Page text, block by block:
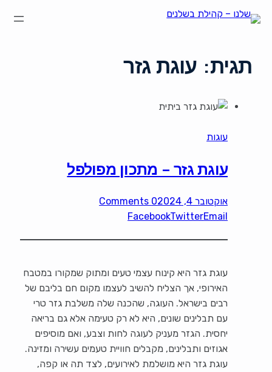
תגית: עוגת גזר
עוגות
עוגת גזר – מתכון מפולפל
אוקטובר 4, 2024
0 Comments
FacebookTwitterEmail
עוגת גזר היא קינוח עצמי טעים ומתוק שמקורו במטבח
האירופי, אך הצליח להשיב לעצמו מקום חם בליבם של
רבים בישראל. העוגה, שהכנה שלה משלבת גזר טרי
עם תבלינים שונים, היא לא רק טעימה אלא גם בריאה
יחסית. הגזר מעניק לעוגה לחות וצבע, ואם מוסיפים
אגוזים ותבלינים, מקבלים חוויית טעמים עשירה ומזינה.
עוגת גזר היא מושלמת לאירועים, לצד תה או קפה,